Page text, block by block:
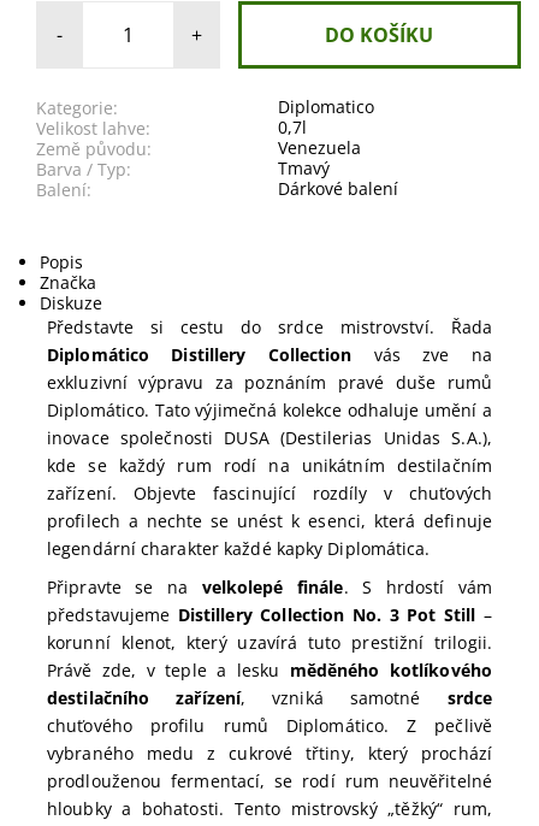
- +
Kategorie:
Diplomatico
Velikost lahve:
0,7l
Země původu:
Venezuela
Barva / Typ:
Tmavý
Balení:
Dárkové balení
Popis
Značka
Diskuze
Představte si cestu do srdce mistrovství. Řada
Diplomático Distillery Collection vás zve na
exkluzivní výpravu za poznáním pravé duše rumů
Diplomático. Tato výjimečná kolekce odhaluje umění a
inovace společnosti DUSA (Destilerias Unidas S.A.),
kde se každý rum rodí na unikátním destilačním
zařízení. Objevte fascinující rozdíly v chuťových
profilech a nechte se unést k esenci, která definuje
legendární charakter každé kapky Diplomática.
Připravte se na velkolepé finále. S hrdostí vám
představujeme Distillery Collection No. 3 Pot Still –
korunní klenot, který uzavírá tuto prestižní trilogii.
Právě zde, v teple a lesku měděného kotlíkového
destilačního zařízení, vzniká samotné srdce
chuťového profilu rumů Diplomático. Z pečlivě
vybraného medu z cukrové třtiny, který prochází
prodlouženou fermentací, se rodí rum neuvěřitelné
hloubky a bohatosti. Tento mistrovský „těžký“ rum,